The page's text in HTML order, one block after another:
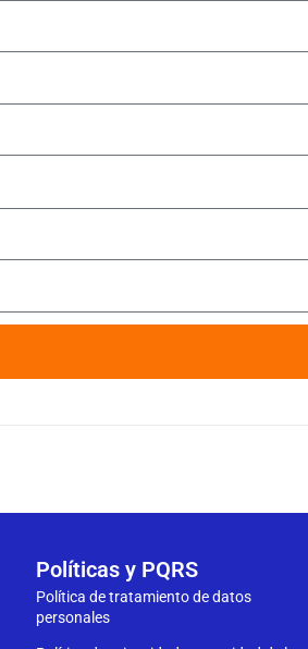
Políticas y PQRS
Política de tratamiento de datos
personales